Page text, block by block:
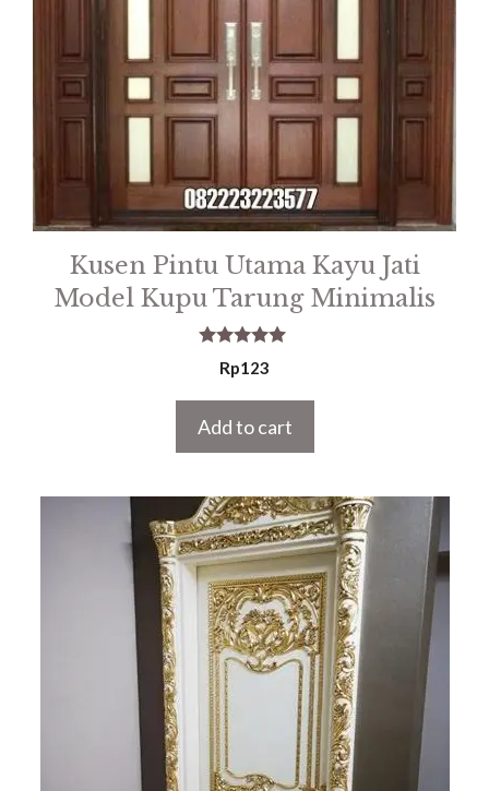
Kusen Pintu Utama Kayu Jati
Model Kupu Tarung Minimalis
5.00
out of 5
Rp123
Add to cart